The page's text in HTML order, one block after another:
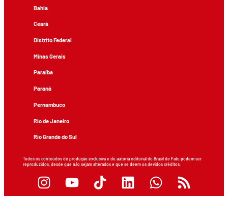
Bahia
Ceará
Distrito Federal
Minas Gerais
Paraíba
Paraná
Pernambuco
Rio de Janeiro
Rio Grande do Sul
Todos os conteúdos de produção exclusiva e de autoria editorial do Brasil de Fato podem ser
reproduzidos, desde que não sejam alterados e que se deem os devidos créditos.